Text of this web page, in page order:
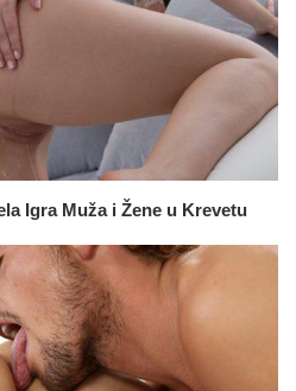
Igra Muža i Žene u Krevetu